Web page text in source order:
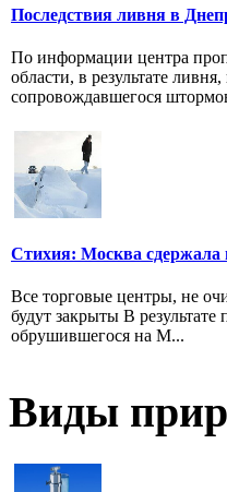
Последствия ливня в
По информации центра
области, в результате
сопровождавшегося
Стихия: Москва
Все торговые центры, не
будут закрыты В
обрушившегося на М...
Виды